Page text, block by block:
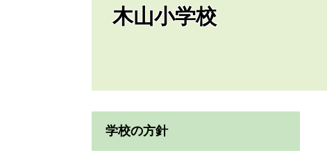
木山小学校
学校の方針